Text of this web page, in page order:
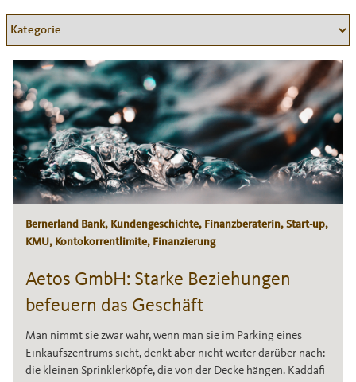
Bernerland Bank, Kundengeschichte, Finanzberaterin, Start-up,
KMU, Kontokorrentlimite, Finanzierung
Aetos GmbH: Starke Beziehungen
befeuern das Geschäft
Man nimmt sie zwar wahr, wenn man sie im Parking eines
Einkaufszentrums sieht, denkt aber nicht weiter darüber nach:
die kleinen Sprinklerköpfe, die von der Decke hängen. Kaddafi